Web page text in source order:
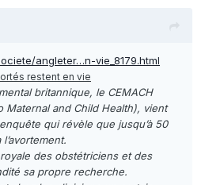
angleter…n-vie_8179.html
restent en vie
britannique, le CEMACH
Maternal and Child Health), vient
qui révèle que jusqu’à 50
des obstétriciens et des
sa propre recherche.